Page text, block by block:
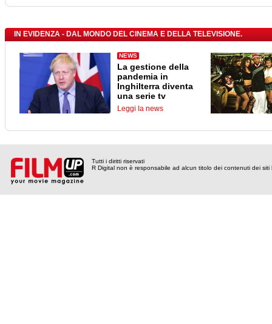
IN EVIDENZA - DAL MONDO DEL CINEMA E DELLA TELEVISIONE.
NEWS
La gestione della
pandemia in
Inghilterra diventa
una serie tv
Leggi la news
Tutti i diritti riservati
R Digital non è responsabile ad alcun titolo dei contenuti dei siti